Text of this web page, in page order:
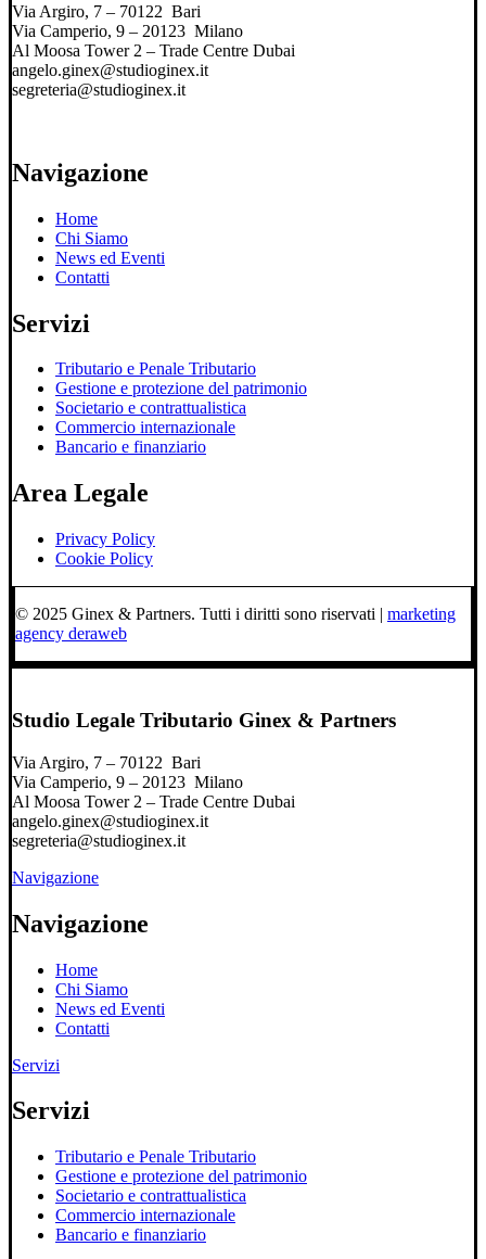
Via Argiro, 7 – 70122 Bari
Via Camperio, 9 – 20123 Milano
Al Moosa Tower 2 – Trade Centre Dubai
angelo.ginex@studioginex.it
segreteria@studioginex.it
Navigazione
Home
Chi Siamo
News ed Eventi
Contatti
Servizi
Tributario e Penale Tributario
Gestione e protezione del patrimonio
Societario e contrattualistica
Commercio internazionale
Bancario e finanziario
Area Legale
Privacy Policy
Cookie Policy
© 2025 Ginex & Partners. Tutti i diritti sono riservati | marketing
agency deraweb
Studio Legale Tributario Ginex & Partners
Via Argiro, 7 – 70122 Bari
Via Camperio, 9 – 20123 Milano
Al Moosa Tower 2 – Trade Centre Dubai
angelo.ginex@studioginex.it
segreteria@studioginex.it
Navigazione
Navigazione
Home
Chi Siamo
News ed Eventi
Contatti
Servizi
Servizi
Tributario e Penale Tributario
Gestione e protezione del patrimonio
Societario e contrattualistica
Commercio internazionale
Bancario e finanziario